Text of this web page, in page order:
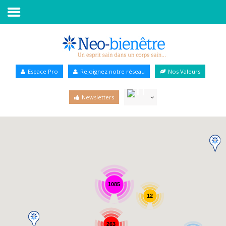
Annuaire Bien-être
Espace Pro Rejoignez notre réseau Nos Valeurs
Newsletters
1085
263
12